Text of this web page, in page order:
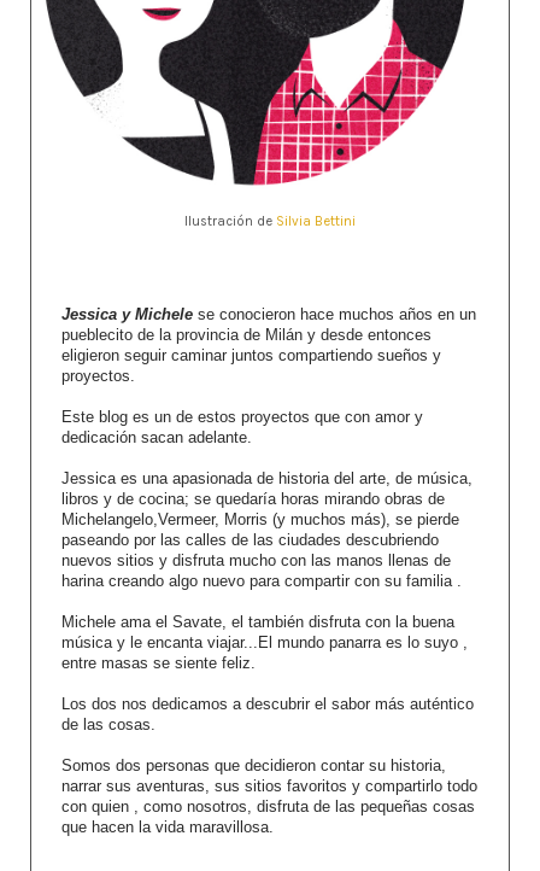
Ilustración de Silvia Bettini
Jessica y Michele se conocieron hace muchos años en un
pueblecito de la provincia de Milán y desde entonces
eligieron seguir caminar juntos compartiendo sueños y
proyectos.
Este blog es un de estos proyectos que con amor y
dedicación sacan adelante.
Jessica es una apasionada de historia del arte, de música,
libros y de cocina; se quedaría horas mirando obras de
Michelangelo,Vermeer, Morris (y muchos más), se pierde
paseando por las calles de las ciudades descubriendo
nuevos sitios y disfruta mucho con las manos llenas de
harina creando algo nuevo para compartir con su familia .
Michele ama el Savate, el también disfruta con la buena
música y le encanta viajar...El mundo panarra es lo suyo ,
entre masas se siente feliz.
Los dos nos dedicamos a descubrir el sabor más auténtico
de las cosas.
Somos dos personas que decidieron contar su historia,
narrar sus aventuras, sus sitios favoritos y compartirlo todo
con quien , como nosotros, disfruta de las pequeñas cosas
que hacen la vida maravillosa.